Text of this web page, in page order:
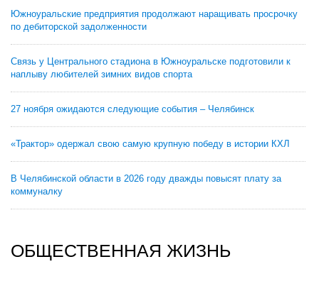
Южноуральские предприятия продолжают наращивать просрочку
по дебиторской задолженности
Связь у Центрального стадиона в Южноуральске подготовили к
наплыву любителей зимних видов спорта
27 ноября ожидаются следующие события – Челябинск
«Трактор» одержал свою самую крупную победу в истории КХЛ
В Челябинской области в 2026 году дважды повысят плату за
коммуналку
ОБЩЕСТВЕННАЯ ЖИЗНЬ